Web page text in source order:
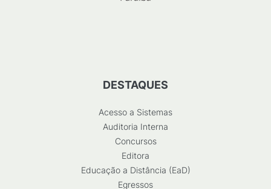
DESTAQUES
Acesso a Sistemas
Auditoria Interna
Concursos
Editora
Educação a Distância (EaD)
Egressos